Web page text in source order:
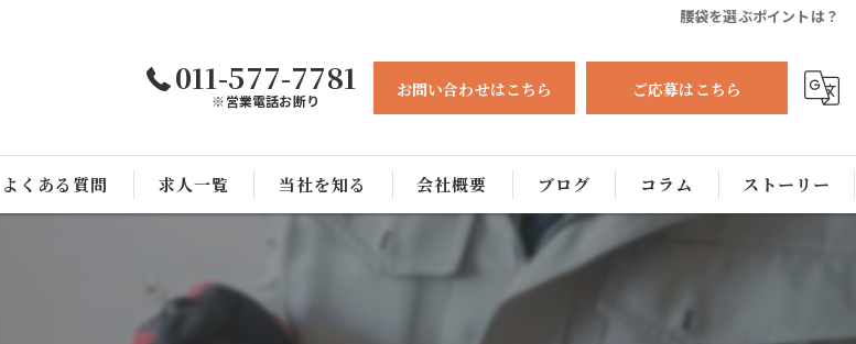
腰袋を選ぶポイントは？
011-577-7781
※営業電話お断り
お問い合わせはこちら ご応募はこちら
よくある質問 求人一覧 当社を知る
経験者
会社概要 ブログ コラム ストーリー